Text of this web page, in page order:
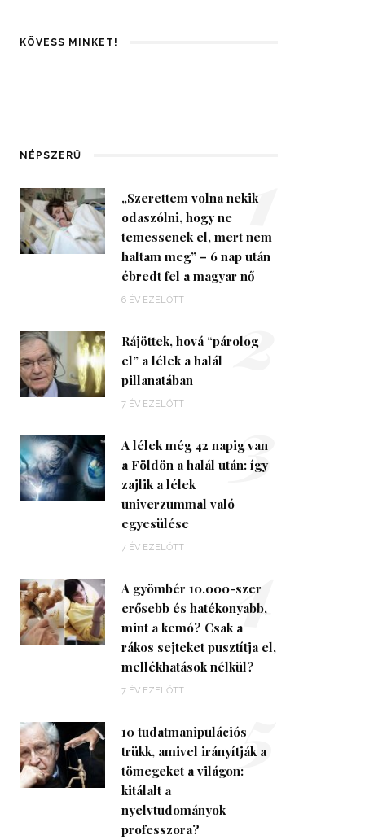
KÖVESS MINKET!
NÉPSZERŰ
„Szerettem volna nekik
odaszólni, hogy ne
temessenek el, mert nem
haltam meg” – 6 nap után
ébredt fel a magyar nő
6 ÉV EZELŐTT
1
Rájöttek, hová “párolog
el” a lélek a halál
pillanatában
7 ÉV EZELŐTT
2
A lélek még 42 napig van
a Földön a halál után: így
zajlik a lélek
univerzummal való
egyesülése
7 ÉV EZELŐTT
3
A gyömbér 10.000-szer
erősebb és hatékonyabb,
mint a kemó? Csak a
rákos sejteket pusztítja el,
mellékhatások nélkül?
7 ÉV EZELŐTT
4
10 tudatmanipulációs
trükk, amivel irányítják a
tömegeket a világon:
kitálalt a
nyelvtudományok
professzora?
5